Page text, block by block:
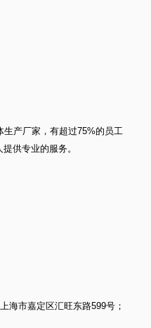
产厂家，有超过75%的员工
供专业的服务。
海市嘉定区汇旺东路599号；